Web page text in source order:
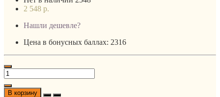
2 548 р.
Нашли дешевле?
Цена в бонусных баллах: 2316
В корзину